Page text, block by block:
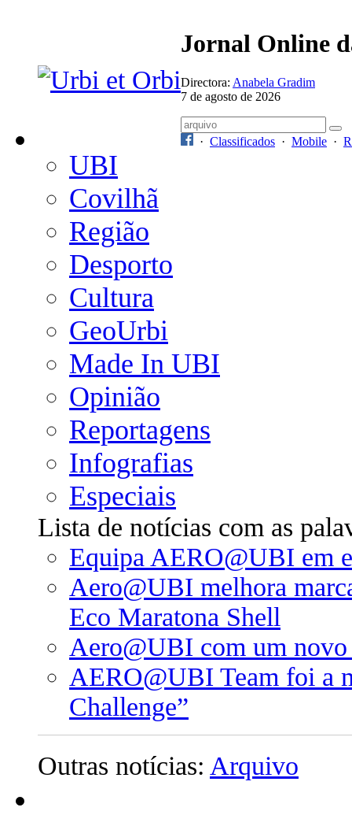
Jornal Online
Directora: Anabela Gradim
7 de agosto de 2026
· Classificados · Mobile ·
UBI
Covilhã
Região
Desporto
Cultura
GeoUrbi
Made In UBI
Opinião
Reportagens
Infografias
Especiais
Lista de notícias com as
Equipa AERO@UBI em
Aero@UBI melhora
Eco Maratona Shell
Aero@UBI com um
AERO@UBI Team foi a
Challenge”
Outras notícias: Arquivo